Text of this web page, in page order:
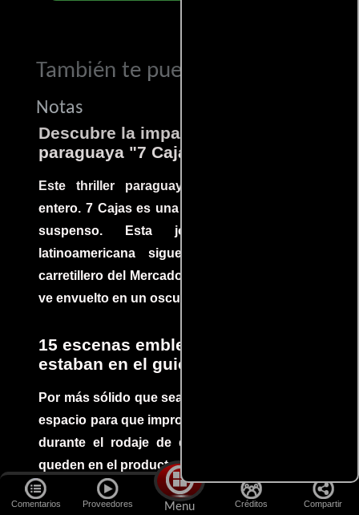
Comentarios Proveedores Menu Créditos Compartir
También te puede interesar...
Notas
Descubre la impactante película
paraguaya "7 Cajas"
Este thriller paraguayo cautivó al mundo
entero. 7 Cajas es una explosión de acción y
suspenso. Esta joya cinematográfica
latinoamericana sigue la historia de un
carretillero del Mercado 4 de Asunción que se
ve envuelto en un oscuro mundo de crimen
15 escenas emblemáticas que no
estaban en el guion
Por más sólido que sea un guión siempre hay
espacio para que improvisaciones que se dan
durante el rodaje de determinadas escenas
queden en el producto final.